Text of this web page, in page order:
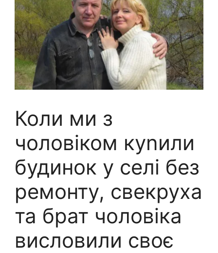
Коли ми з
чоловіком куnили
будинок у селі без
ремонту, свекруха
та брат чоловіка
висловили своє